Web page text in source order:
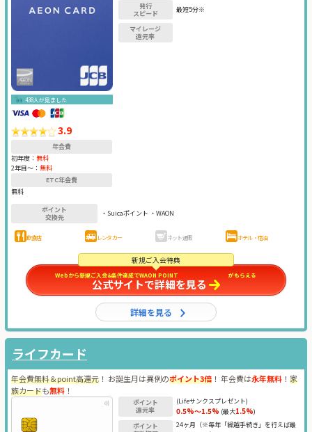
438人が見ました
3.9
年会費
初年度： 無料
2年目〜： 無料
ETC年会費
無料
発行
スピード
最短5分※
マイレージ
還元率
ポイント
交換先
・Suicaポイント ・WAON
飲食店 レンタカー ネット通販 ホテル・宿泊
Webから新規ご入会&条件達成でWAON POINT 最大5,000ポイントがもらえる
新規ご入会特典
公式サイトで詳細を見る
詳細を見る
ライフカード
年会費無料＆point高還元 ！ お誕生月は異例のポイント3倍 ！ 年会費は永年無料 ！ 家
族カードも無料 ！
ポイント
還元率
(Lifeサンクスプレゼント)
0.5%～1.5% (最大1.5%)
ポイント
24ヶ月（※毎年「繰越手続き」を行えば最